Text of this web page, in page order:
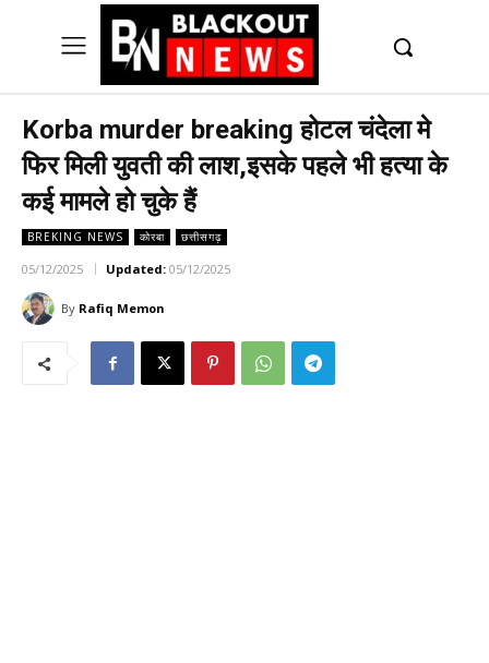
Korba murder breaking होटल चंदेला मे
फिर मिली युवती की लाश,इसके पहले भी हत्या के
कई मामले हो चुके हैं
BREKING NEWS कोरबा छत्तीसगढ़
05/12/2025 Updated: 05/12/2025
By Rafiq Memon